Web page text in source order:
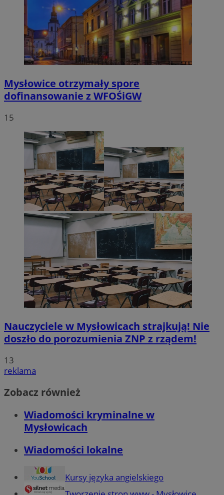
Mysłowice otrzymały spore
dofinansowanie z WFOŚiGW
15
Nauczyciele w Mysłowicach strajkują! Nie
doszło do porozumienia ZNP z rządem!
13
reklama
Zobacz również
Wiadomości kryminalne w
Mysłowicach
Wiadomości lokalne
Kursy języka angielskiego